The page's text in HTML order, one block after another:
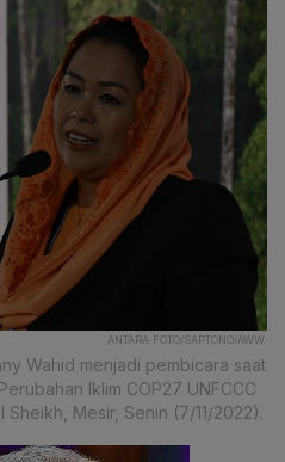
ANTARA FOTO/SAPTONO/AWW.
Wahid menjadi pembicara saat
Iklim COP27 UNFCCC
Sheikh, Mesir, Senin (7/11/2022).